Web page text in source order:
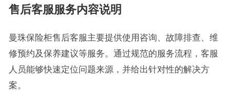
售后客服服务内容说明
曼珠保险柜售后客服主要提供使用咨询、故障排查、维
修预约及保养建议等服务。通过规范的服务流程，客服
人员能够快速定位问题来源，并给出针对性的解决方
案。